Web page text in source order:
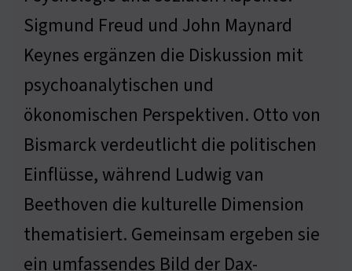
Sigmund Freud und John Maynard
Keynes ergänzen die Diskussion mit
psychoanalytischen und
ökonomischen Perspektiven. Otto von
Bismarck verdeutlicht die politischen
Einflüsse, während Ludwig van
Beethoven die kulturelle Dimension
thematisiert. Gemeinsam ergeben sie
ein umfassendes Bild der Dax-